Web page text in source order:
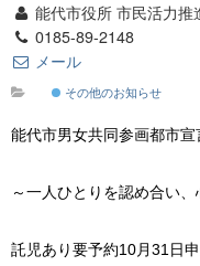
能代市役所 市民活力
0185-89-2148
メール
その他のお知らせ
能代市男女共同参画都市
～一人ひとりを認め合い
託児あり要予約10月31日